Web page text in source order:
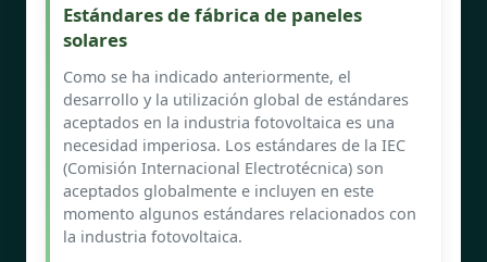
Estándares de fábrica de paneles
solares
Como se ha indicado anteriormente, el
desarrollo y la utilización global de estándares
aceptados en la industria fotovoltaica es una
necesidad imperiosa. Los estándares de la IEC
(Comisión Internacional Electrotécnica) son
aceptados globalmente e incluyen en este
momento algunos estándares relacionados con
la industria fotovoltaica.